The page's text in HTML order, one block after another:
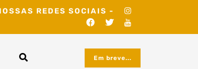
REDES SOCIAIS -
Em breve...